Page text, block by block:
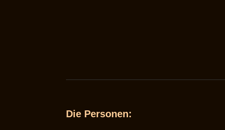
Die Personen: